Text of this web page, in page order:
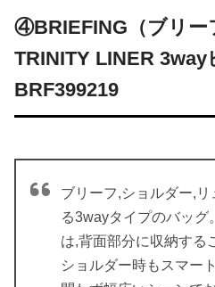
④BRIEFING（ブリー
TRINITY LINER
BRF399219
ブリーフ,ショルダー,
る3wayタイプのバッ
は,背面部分に収納する
ショルダー時もスマー